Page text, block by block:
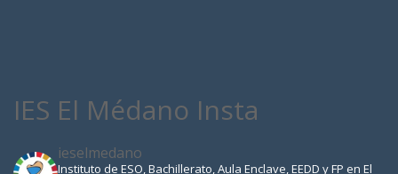
IES El Médano Insta
ieselmedano
Instituto de ESO, Bachillerato, Aula Enclave, EEDD y FP en El